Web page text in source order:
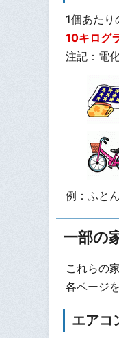
1個あた
10キログ
注記：電
例：ふと
一部の
これらの
各ページ
エアコ